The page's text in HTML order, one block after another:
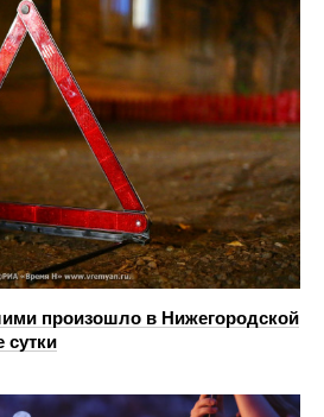
произошло в Нижегородской
сутки